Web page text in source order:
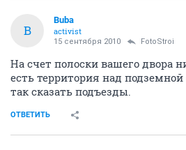
B
Buba
activist
15 сентября 2010 FotoStroi
На счет полоски вашего двора
есть территория над
так сказать подъезды.
ОТВЕТИТЬ